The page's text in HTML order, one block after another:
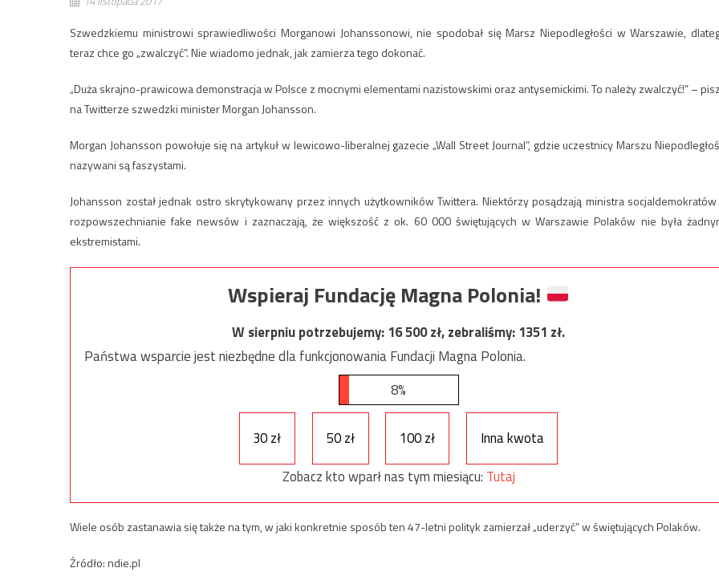
Szwedzkiemu ministrowi sprawiedliwości Morganowi Johanssonowi, nie spodobał się Marsz Niepodległości w Warszawie,
teraz chce go „zwalczyć”. Nie wiadomo jednak, jak zamierza tego dokonać.
„Duża skrajno-prawicowa demonstracja w Polsce z mocnymi elementami nazistowskimi oraz antysemickimi. To należy zwalczyć!” –
na Twitterze szwedzki minister Morgan Johansson.
Morgan Johansson powołuje się na artykuł w lewicowo-liberalnej gazecie „Wall Street Journal”, gdzie uczestnicy Marszu
nazywani są faszystami.
Johansson został jednak ostro skrytykowany przez innych użytkowników Twittera. Niektórzy posądzają ministra
rozpowszechnianie fake newsów i zaznaczają, że większość z ok. 60 000 świętujących w Warszawie Polaków nie była
ekstremistami.
Wspieraj Fundację Magna Polonia!
W sierpniu potrzebujemy:16 500zł, zebraliśmy:1351 zł.
Państwa wsparcie jest niezbędne dla funkcjonowania Fundacji Magna Polonia.
8%
30 zł 50 zł 100 zł
Inna kwota
Zobacz kto wparł nas tym miesiącu: Tutaj
Wiele osób zastanawia się także na tym, w jaki konkretnie sposób ten 47-letni polityk zamierzał „uderzyć” w świętujących Polaków.
Źródło: ndie.pl